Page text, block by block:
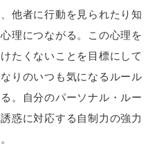
他者に行動を見られたり知
理につながる。この心理を
たくないことを目標にして
りのいつも気になるルール
。自分のパーソナル・ルー
惑に対応する自制力の強力